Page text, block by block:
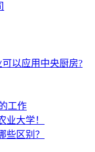
以应用中央厨房?
工作
业大学！
些区别？